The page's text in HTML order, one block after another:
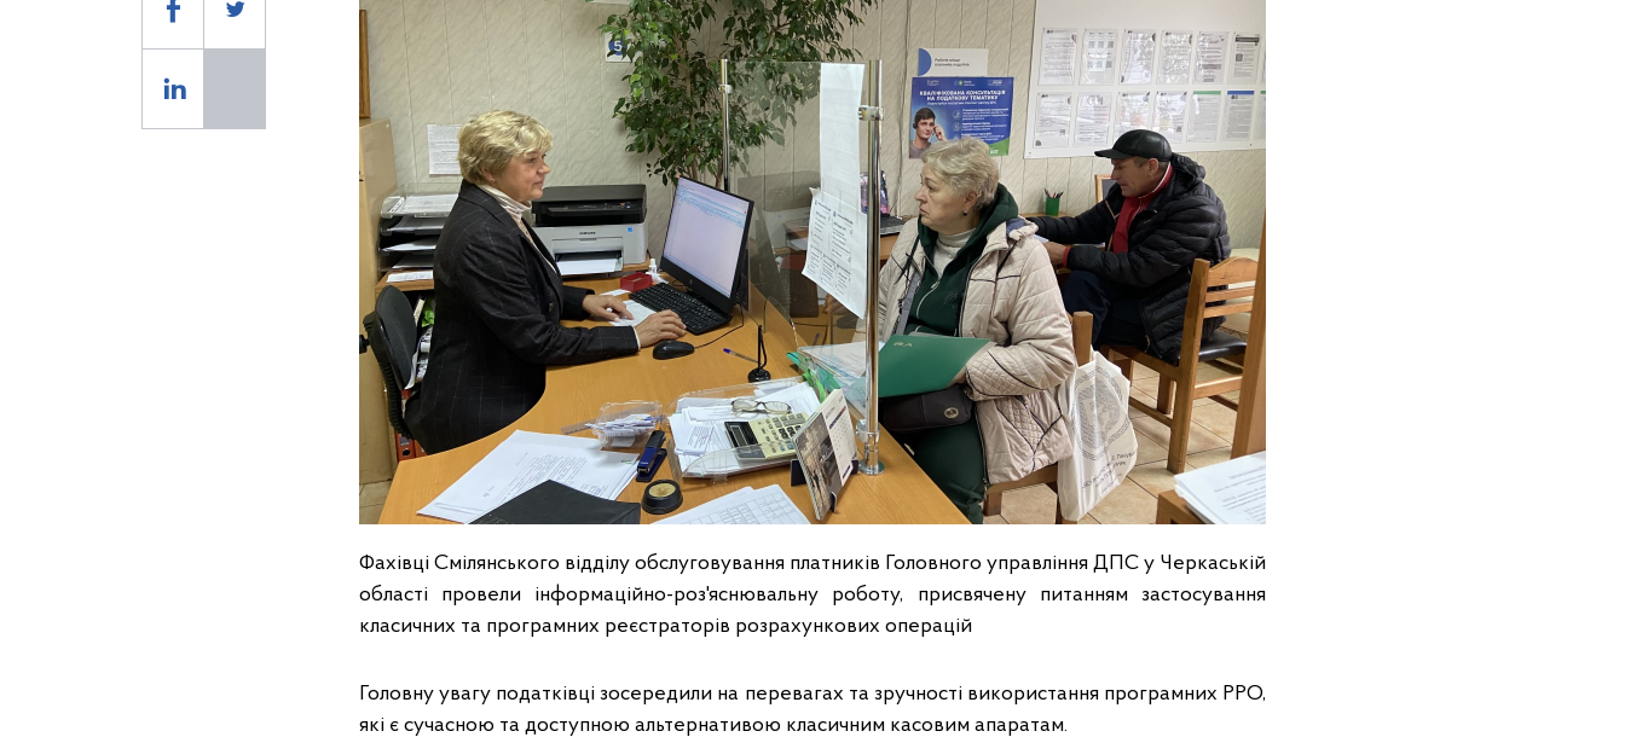
Фахівці Смілянського відділу обслуговування платників Головного управління ДПС у Черкаській
області провели інформаційно-роз'яснювальну роботу, присвячену питанням застосування
класичних та програмних реєстраторів розрахункових операцій
Головну увагу податківці зосередили на перевагах та зручності використання програмних РРО,
які є сучасною та доступною альтернативою класичним касовим апаратам.